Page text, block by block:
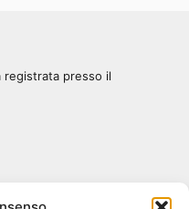
registrata presso il